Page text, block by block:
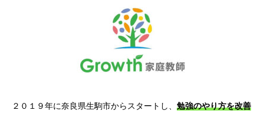
２０１９年に奈良県生駒市からスタートし、 勉強のやり方を改善